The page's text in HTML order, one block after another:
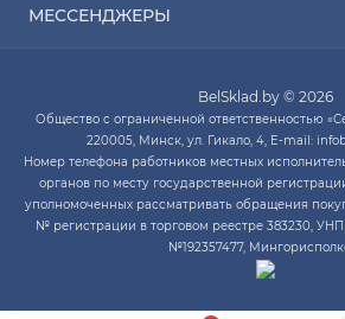
Карта сайта
Котлы отопления
до 14:00
ПН-ЧТ с 9:00 до 20:00
ПТ с 9:00 до 19:00
СБ с 10:00 до 14:00
МЕССЕНДЖЕРЫ
WhatsApp
Skype
BelSklad.by © 2026
Общество с ограниченной ответственностью
220005, Минск, ул. Гикало, 4, E-mail:
Номер телефона работников местных
органов по месту государственной
уполномоченных рассматривать обращения
№ регистрации в торговом реестре 383230, УНП
№192357477,